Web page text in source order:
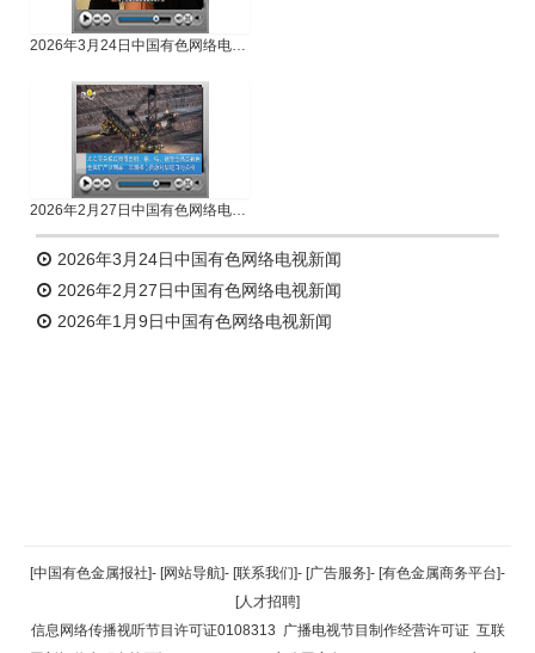
2026年3月24日中国有色网络电视新闻
2026年2月27日中国有色网络电视新闻
2026年3月24日中国有色网络电视新闻
2026年2月27日中国有色网络电视新闻
2026年1月9日中国有色网络电视新闻
返回顶部
返回首页
[中国有色金属报社]- [网站导航]- [联系我们]- [广告服务]- [有色金属商务平台]-
[人才招聘]
信息网络传播视听节目许可证0108313 广播电视节目制作经营许可证 互联